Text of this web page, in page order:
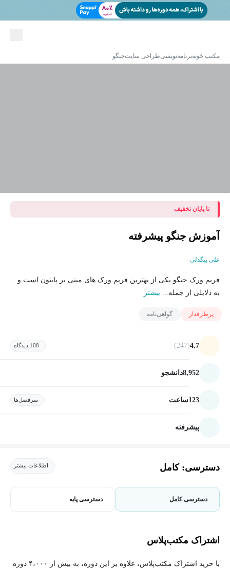
مکتب خونهبرنامه‌نویسیطراحی سایتجنگو
تا پایان تخفیف
آموزش جنگو پیشرفته
علی بیگدلی
فریم ورک جنگو یکی از بهترین فریم ورک های مبتی بر پایتون است و
به دلایلی از جمله... بیشتر
پرطرفدار گواهی‌نامه
4.7
(247) 108 دیدگاه
8,952دانشجو
123ساعت سرفصل‌ها
پیشرفته
دسترسی: کامل اطلاعات بیشتر
دسترسی کامل دسترسی پایه
اشتراک مکتب‌پلاس
با خرید اشتراک مکتب‌پلاس، علاوه بر این دوره، به بیش از ۴،۰۰۰ دوره